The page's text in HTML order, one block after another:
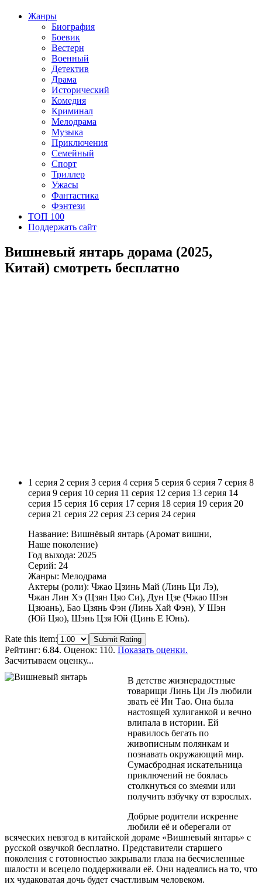
Жанры
Биография
Боевик
Вестерн
Военный
Детектив
Драма
Исторический
Комедия
Криминал
Мелодрама
Музыка
Приключения
Семейный
Спорт
Триллер
Ужасы
Фантастика
Фэнтези
ТОП 100
Поддержать сайт
Вишневый янтарь дорама (2025,
Китай) смотреть бесплатно
1 серия 2 серия 3 серия 4 серия 5 серия 6 серия 7 серия 8
серия 9 серия 10 серия 11 серия 12 серия 13 серия 14
серия 15 серия 16 серия 17 серия 18 серия 19 серия 20
серия 21 серия 22 серия 23 серия 24 серия
Название: Вишнёвый янтарь (Аромат вишни,
Наше поколение)
Год выхода: 2025
Серий: 24
Жанры: Мелодрама
Актеры (роли): Чжао Цзинь Май (Линь Ци Лэ),
Чжан Лин Хэ (Цзян Цяо Си), Дун Цзе (Чжао Шэн
Цзюань), Бао Цзянь Фэн (Линь Хай Фэн), У Шэн
(Юй Цяо), Шэнь Цзя Юй (Цинь Е Юнь).
Rate this item: Submit Rating
Рейтинг: 6.84. Оценок: 110. Показать оценки.
Засчитываем оценку...
В детстве жизнерадостные
товарищи Линь Ци Лэ любили
звать её Ин Тао. Она была
настоящей хулиганкой и вечно
влипала в истории. Ей
нравилось бегать по
живописным полянкам и
познавать окружающий мир.
Сумасбродная искательница
приключений не боялась
столкнуться со змеями или
получить взбучку от взрослых.
Добрые родители искренне
любили её и оберегали от
всяческих невзгод в китайской дораме «Вишневый янтарь» с
русской озвучкой бесплатно. Представители старшего
поколения с готовностью закрывали глаза на бесчисленные
шалости и всецело поддерживали её. Они надеялись на то, что
их чудаковатая дочь будет счастливым человеком.